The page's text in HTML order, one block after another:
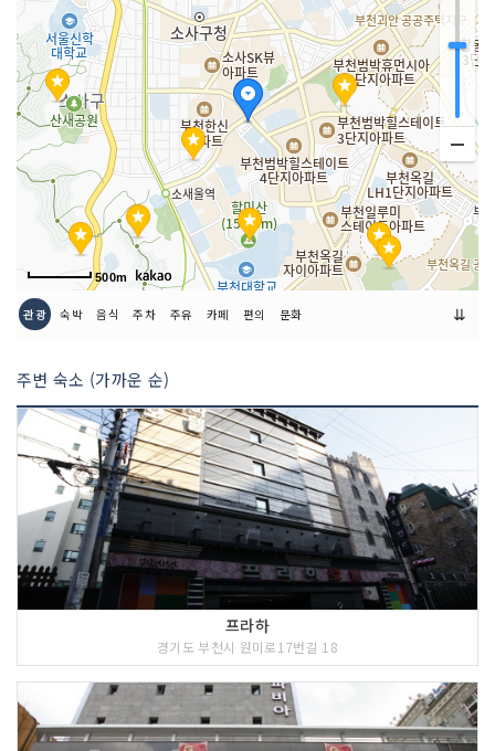
500m
관광 숙박 음식 주차 주유 카페 편의 문화 ⇊
주변 숙소 (가까운 순)
프라하
경기도 부천시 원미로17번길 18